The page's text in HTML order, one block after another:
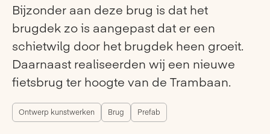
Bijzonder aan deze brug is dat het
brugdek zo is aangepast dat er een
schietwilg door het brugdek heen groeit.
Daarnaast realiseerden wij een nieuwe
fietsbrug ter hoogte van de Trambaan.
Ontwerp kunstwerken Brug Prefab